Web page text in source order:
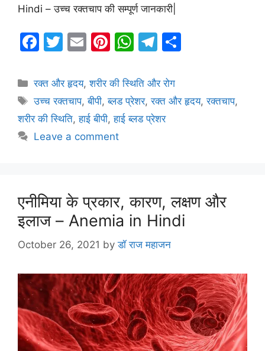
Hindi – उच्च रक्तचाप की सम्पूर्ण जानकारी|
F
c
e
b
o
T
itt
er
E
ai
l
Pi
er
e
st
W
at
s
A
T
e
gr
a
e
Categories
रक्त और हृदय,शरीर की स्थिति और रोग
Tags
उच्च रक्तचाप,बीपी,ब्लड प्रेशर,रक्त और हृदय,रक्तचाप,
शरीर की स्थिति,हाई बीपी,हाई ब्लड प्रेशर
Leave a comment
एनीमिया के प्रकार, कारण, लक्षण और
इलाज – Anemia in Hindi
October 26, 2021 byडॉ राज महाजन